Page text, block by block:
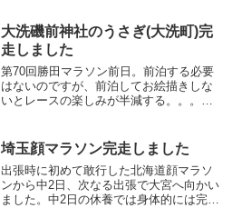
大洗磯前神社のうさぎ(大洗町)完
走しました
第70回勝田マラソン前日。前泊する必要
はないのですが、前泊してお絵描きしな
いとレースの楽しみが半減する。。。と
て2本くらい走ろうかというスケジュール
だったのですが、...
埼玉顔マラソン完走しました
出張時に初めて敢行した北海道顔マラソ
ンから中2日、次なる出張で大宮へ向かい
ました。中2日の休養では身体的には完全